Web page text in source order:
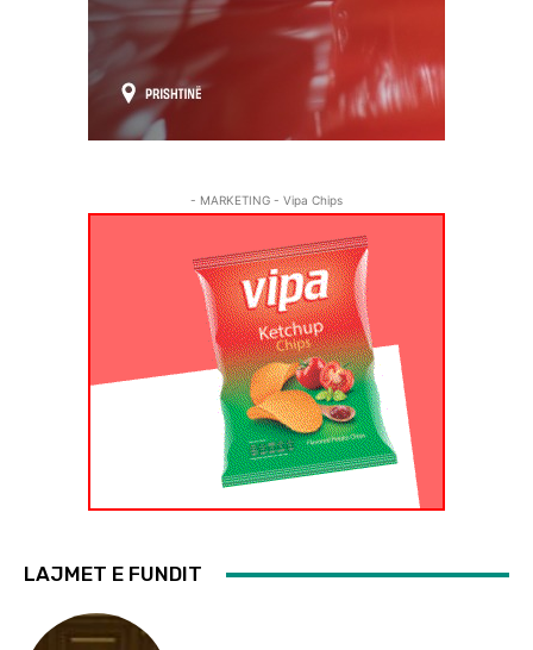
- MARKETING - Vipa Chips
LAJMET E FUNDIT